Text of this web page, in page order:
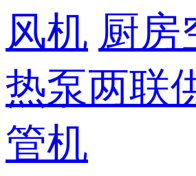
风机 厨房
热泵两联
管机